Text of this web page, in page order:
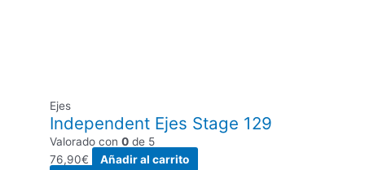
Ejes
Independent Ejes Stage 129
Valorado con0 de 5
76,90€
Añadir al carrito